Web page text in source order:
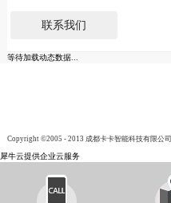
联系我们
等待加载动态数据...
Copyright ©2005 - 2013 成都卡卡智能科技有限公司
犀牛云提供企业云服务